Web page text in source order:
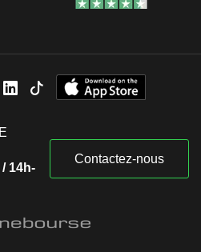
14h-
Contactez-nous